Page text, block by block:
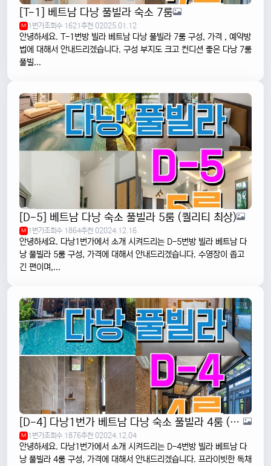
[T-1] 베트남 다낭 풀빌라 숙소 7룸
M 1번가조회수 1621추천 02025.01.12
안녕하세요. T-1번방 빌라 베트남 다낭 풀빌라 7룸 구성, 가격 , 예약방
법에 대해서 안내드리겠습니다. 구성 부지도 크고 컨디션 좋은 다낭 7룸
풀빌...
[D-5] 베트남 다낭 숙소 풀빌라 5룸 (퀄리티 최상)
M 1번가조회수 1864추천 02024.12.16
안녕하세요. 다낭1번가에서 소개 시켜드리는 D-5번방 빌라 베트남 다
낭 풀빌라 5룸 구성, 가격에 대해서 안내드리겠습니다. 수영장이 좁고
긴 편이며,...
[D-4] 다낭1번가 베트남 다낭 숙소 풀빌라 4룸 (포근하고 산뜻한 곳)
M 1번가조회수 1876추천 02024.12.04
안녕하세요. 다낭1번가에서 소개 시켜드리는 D-4번방 빌라 베트남 다
낭 풀빌라 4룸 구성, 가격에 대해서 안내드리겠습니다. 프라이빗한 독채